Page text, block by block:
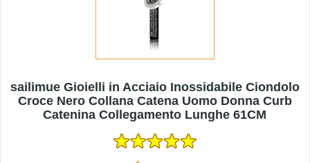
sailimue Gioielli in Acciaio Inossidabile Ciondolo
Croce Nero Collana Catena Uomo Donna Curb
Catenina Collegamento Lunghe 61CM